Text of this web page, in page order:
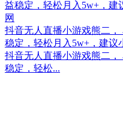
抖音无人直播小游戏熊二
稳定，轻松月入5w+，建议
抖音无人直播小游戏熊二
稳定，轻松...